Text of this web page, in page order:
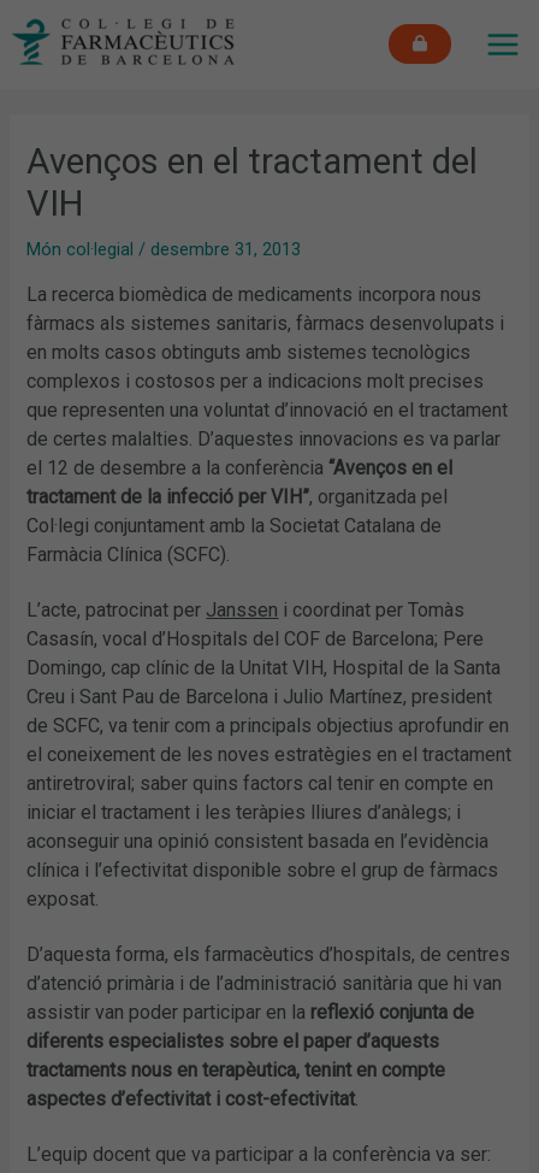
Avenços en el tractament del
VIH
Món col·legial / desembre 31, 2013
La recerca biomèdica de medicaments incorpora nous
fàrmacs als sistemes sanitaris, fàrmacs desenvolupats i
en molts casos obtinguts amb sistemes tecnològics
complexos i costosos per a indicacions molt precises
que representen una voluntat d’innovació en el tractament
de certes malalties. D’aquestes innovacions es va parlar
el 12 de desembre a la conferència “Avenços en el
tractament de la infecció per VIH”, organitzada pel
Col·legi conjuntament amb la Societat Catalana de
Farmàcia Clínica (SCFC).
L’acte, patrocinat per Janssen i coordinat per Tomàs
Casasín, vocal d’Hospitals del COF de Barcelona; Pere
Domingo, cap clínic de la Unitat VIH, Hospital de la Santa
Creu i Sant Pau de Barcelona i Julio Martínez, president
de SCFC, va tenir com a principals objectius aprofundir en
el coneixement de les noves estratègies en el tractament
antiretroviral; saber quins factors cal tenir en compte en
iniciar el tractament i les teràpies lliures d’anàlegs; i
aconseguir una opinió consistent basada en l’evidència
clínica i l’efectivitat disponible sobre el grup de fàrmacs
exposat.
D’aquesta forma, els farmacèutics d’hospitals, de centres
d’atenció primària i de l’administració sanitària que hi van
assistir van poder participar en la reflexió conjunta de
diferents especialistes sobre el paper d’aquests
tractaments nous en terapèutica, tenint en compte
aspectes d’efectivitat i cost-efectivitat.
L’equip docent que va participar a la conferència va ser: